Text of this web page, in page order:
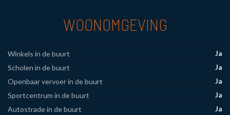
WOONOMGEVING
Winkels in de buurt
Ja
Scholen in de buurt
Ja
Openbaar vervoer in de buurt
Ja
Sportcentrum in de buurt
Ja
Autostrade in de buurt
Ja